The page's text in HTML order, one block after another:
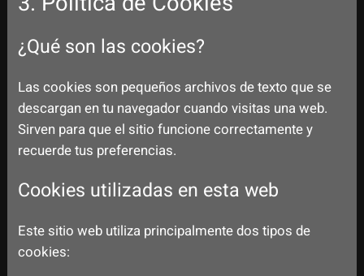
¿Qué son las cookies?
Las cookies son pequeños archivos de texto que se
descargan en tu navegador cuando visitas una web.
Sirven para que el sitio funcione correctamente y
recuerde tus preferencias.
Cookies utilizadas en esta web
Este sitio web utiliza principalmente dos tipos de
cookies: